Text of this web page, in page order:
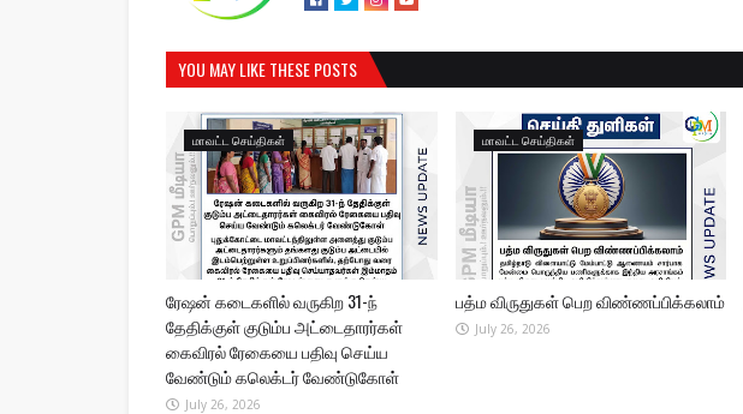
YOU MAY LIKE THESE POSTS
மாவட்ட செய்திகள்
ரேஷன் கடைகளில் வருகிற 31-ந்
தேதிக்குள் குடும்ப அட்டைதாரர்கள்
கைவிரல் ரேகையை பதிவு செய்ய
வேண்டும் கலெக்டர் வேண்டுகோள்
July 26, 2026
மாவட்ட செய்திகள்
பத்ம விருதுகள் பெற விண்ணப்பிக்கலாம்
July 26, 2026